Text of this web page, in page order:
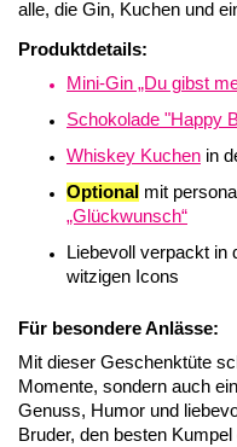
alle, die Gin, Kuchen und
Produktdetails:
Mini-Gin „Du gibst
Schokolade "Happy
Whiskey Kuchen in
Optional mit
„Glückwunsch“
Liebevoll verpackt
witzigen Icons
Für besondere Anlässe:
Mit dieser Geschenktüte
Momente, sondern auch
Genuss, Humor und
Bruder, den besten